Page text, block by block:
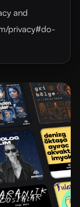
and
privacy#do-